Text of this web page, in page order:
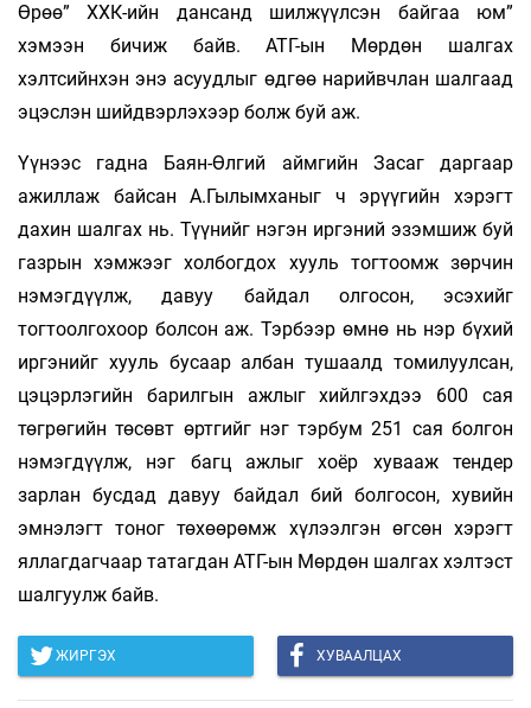
Өрөө” ХХК-ийн дансанд шилжүүлсэн байгаа юм”
хэмээн бичиж байв. АТГ-ын Мөрдөн шалгах
хэлтсийнхэн энэ асуудлыг өдгөө нарийвчлан шалгаад
эцэслэн шийдвэрлэхээр болж буй аж.
Үүнээс гадна Баян-Өлгий аймгийн Засаг даргаар
ажиллаж байсан А.Гылымханыг ч эрүүгийн хэрэгт
дахин шалгах нь. Түүнийг нэгэн иргэний эзэмшиж буй
газрын хэмжээг холбогдох хууль тогтоомж зөрчин
нэмэгдүүлж, давуу байдал олгосон, эсэхийг
тогтоолгохоор болсон аж. Тэрбээр өмнө нь нэр бүхий
иргэнийг хууль бусаар албан тушаалд томилуулсан,
цэцэрлэгийн барилгын ажлыг хийлгэхдээ 600 сая
төгрөгийн төсөвт өртгийг нэг тэрбум 251 сая болгон
нэмэгдүүлж, нэг багц ажлыг хоёр хувааж тендер
зарлан бусдад давуу байдал бий болгосон, хувийн
эмнэлэгт тоног төхөөрөмж хүлээлгэн өгсөн хэрэгт
яллагдагчаар татагдан АТГ-ын Мөрдөн шалгах хэлтэст
шалгуулж байв.
ЖИРГЭХ ХУВААЛЦАХ